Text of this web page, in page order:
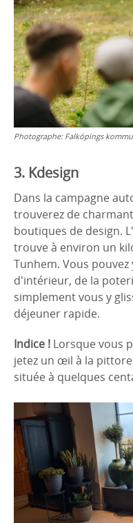
Photographe: Falköpings
3. Kdesign
Dans la campagne
trouverez de
boutiques de design.
trouve à environ un
Tunhem. Vous
d'intérieur, de la
simplement vous y
déjeuner rapide.
Indice ! Lorsque vous
jetez un œil à la
située à quelques